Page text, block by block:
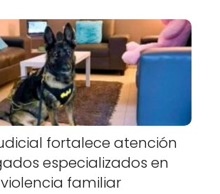
fortalece atención
especializados en
violencia familiar